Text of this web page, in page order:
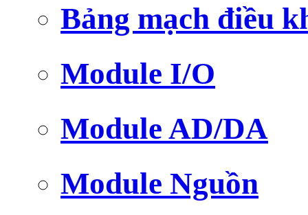
Bảng mạch điều
Module I/O
Module AD/DA
Module Nguồn